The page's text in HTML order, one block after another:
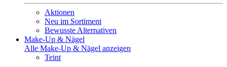
Aktionen
Neu im Sortiment
Bewusste Alternativen
Make-Up & Nägel
Alle Make-Up & Nägel anzeigen
Teint